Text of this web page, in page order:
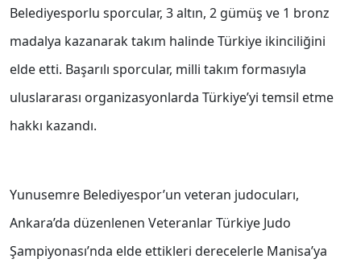
Belediyesporlu sporcular, 3 altın, 2 gümüş ve 1 bronz
madalya kazanarak takım halinde Türkiye ikinciliğini
elde etti. Başarılı sporcular, milli takım formasıyla
uluslararası organizasyonlarda Türkiye’yi temsil etme
hakkı kazandı.
Yunusemre Belediyespor’un veteran judocuları,
Ankara’da düzenlenen Veteranlar Türkiye Judo
Şampiyonası’nda elde ettikleri derecelerle Manisa’ya